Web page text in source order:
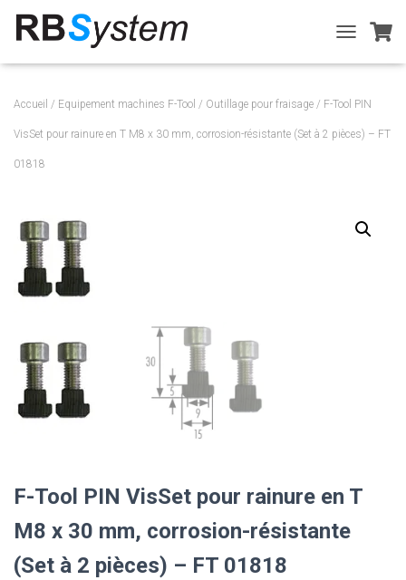
O
G
E
Accueil / Equipement machines F-Tool / Outillage pour fraisage / F-Tool PIN
VisSet pour rainure en T M8 x 30 mm, corrosion-résistante (Set à 2 pièces) – FT
01818
F-Tool PIN VisSet pour rainure en T
M8 x 30 mm, corrosion-résistante
(Set à 2 pièces) – FT 01818